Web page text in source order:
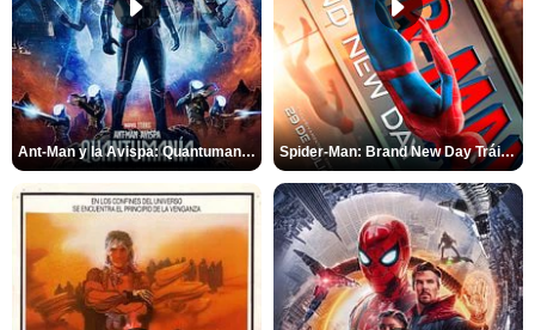
Ant-Man y la Avispa: Quantumanía Tráiler (2) Spider-Man: Brand New Day Tráiler (3)